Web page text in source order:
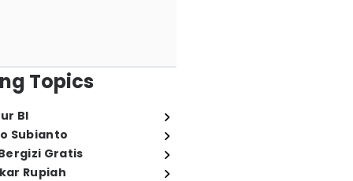
Topics
BI
Subianto
Gratis
Rupiah